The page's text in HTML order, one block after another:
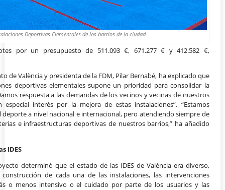
Deportivas Elementales de los barrios de la ciudad
por un presupuesto de 511.093 €, 671.277 € y 412.582 €,
de València y presidenta de la FDM, Pilar Bernabé, ha explicado que
deportivas elementales supone un prioridad para consolidar la
respuesta a las demandas de los vecinos y vecinas de nuestros
interés por la mejora de estas instalaciones”. “Estamos
a nivel nacional e internacional, pero atendiendo siempre de
e infraestructuras deportivas de nuestros barrios,” ha añadido
IDES
determinó que el estado de las IDES de València era diverso,
de cada una de las instalaciones, las intervenciones
o menos intensivo o el cuidado por parte de los usuarios y las